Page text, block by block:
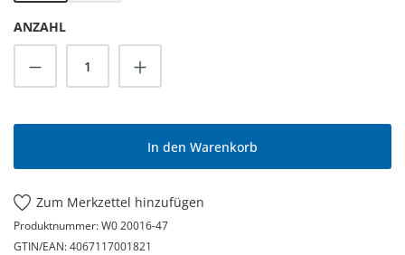
ANZAHL
Produkt Anzahl: Gib den gewünschten
In den Warenkorb
Zum Merkzettel hinzufügen
Produktnummer:W0 20016-47
GTIN/EAN:4067117001821